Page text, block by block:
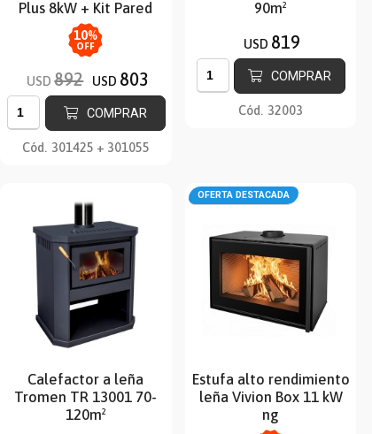
Plus 8kW + Kit Pared
10%
OFF
USD 892 USD 803
COMPRAR
Cód. 301425 + 301055
90m²
USD 819
COMPRAR
Cód. 32003
Calefactor a leña
Tromen TR 13001 70-
120m²
OFERTA DESTACADA
Estufa alto rendimiento
leña Vivion Box 11 kW
ng